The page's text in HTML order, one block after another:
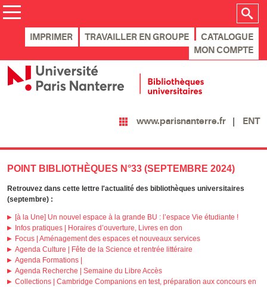
IMPRIMER TRAVAILLER EN GROUPE
CATALOGUE
MON COMPTE
www.parisnanterre.fr ENT
POINT BIBLIOTHÈQUES N°33 (SEPTEMBRE 2024)
Retrouvez dans cette lettre l'actualité des bibliothèques universitaires
(septembre) :
[à la Une] Un nouvel espace à la grande BU : l’espace Vie étudiante !
Infos pratiques | Horaires d’ouverture, Livres en don
Focus | Aménagement des espaces et nouveaux services
Agenda Culture | Fête de la Science et rentrée littéraire
Agenda Formations |
Agenda Recherche | Semaine du Libre Accès
Collections | Cambridge Companions en test, préparation aux concours en